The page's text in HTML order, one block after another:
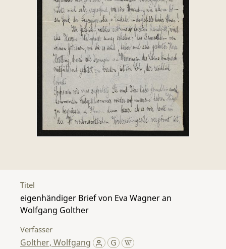
Titel
eigenhändiger Brief von Eva Wagner an
Wolfgang Golther
Verfasser
Golther, Wolfgang